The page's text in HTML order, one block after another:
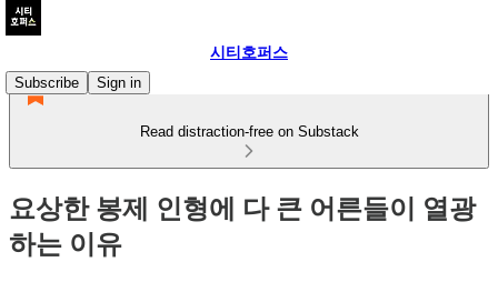
시티호퍼스
Subscribe
Sign in
Read distraction-free on Substack
요상한 봉제 인형에 다 큰 어른들이 열광
하는 이유